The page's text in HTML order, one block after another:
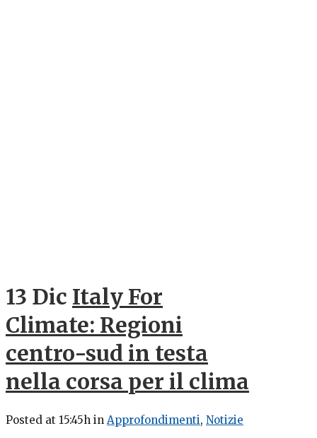
13 Dic Italy For
Climate: Regioni
centro-sud in testa
nella corsa per il clima
Posted at 15:45h in Approfondimenti, Notizie